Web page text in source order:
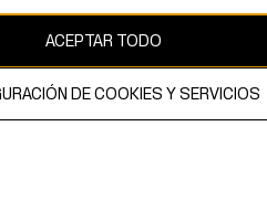
AB.
ACEPTAR TODO
DE COOKIES Y SERVICIOS